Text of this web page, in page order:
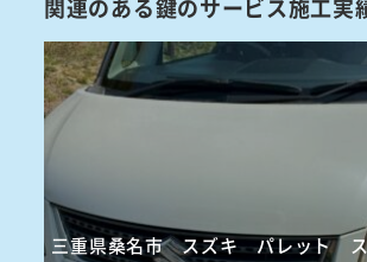
関連のある鍵のサービス施工実
三重県桑名市 スズキ パレット ス